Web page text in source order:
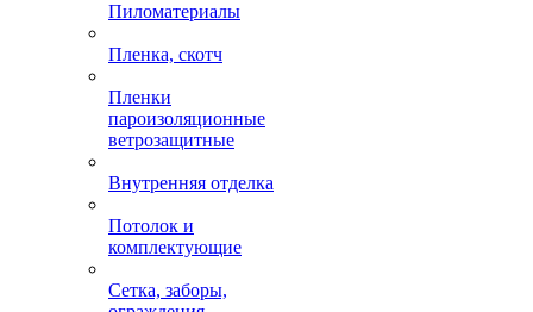
Пиломатериалы
Пленка, скотч
Пленки
пароизоляционные
ветрозащитные
Внутренняя отделка
Потолок и
комплектующие
Сетка, заборы,